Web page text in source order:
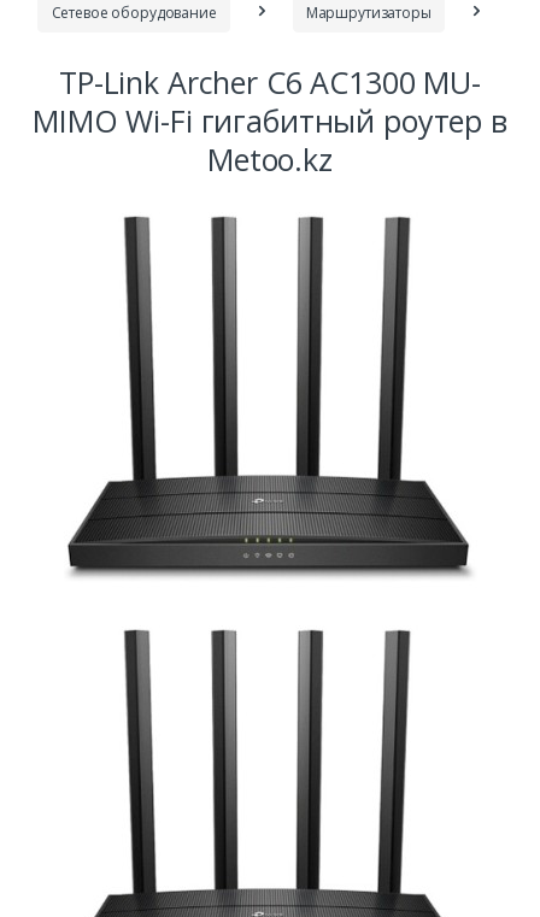
Сетевое оборудование Маршрутизаторы
TP-Link Archer C6 AC1300 MU-
MIMO Wi-Fi гигабитный роутер в
Metoo.kz